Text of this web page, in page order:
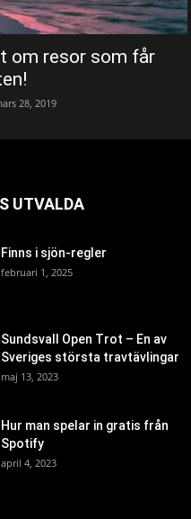
om resor som får
28, 2019
UTVALDA
Finns i sjön-regler
februari 1, 2025
Sundsvall Open Trot – En av
Sveriges största travtävlingar
maj 13, 2023
Hur man spelar in gratis från
Spotify
april 4, 2023